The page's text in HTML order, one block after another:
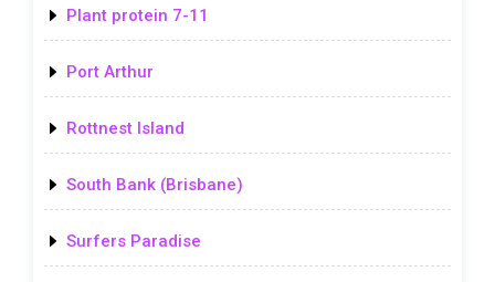
Plant protein 7-11
Port Arthur
Rottnest Island
South Bank (Brisbane)
Surfers Paradise